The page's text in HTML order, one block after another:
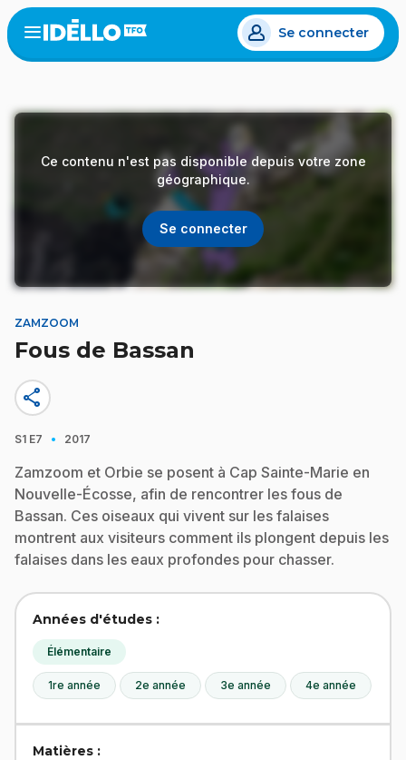
Aller
au
contenu
Open
menu
Se connecter
Ce contenu n'est pas disponible depuis votre zone
géographique.
Se connecter
ZAMZOOM
Fous de Bassan
share
S1 E7 · 2017
Zamzoom et Orbie se posent à Cap Sainte-Marie en
Nouvelle-Écosse, afin de rencontrer les fous de
Bassan. Ces oiseaux qui vivent sur les falaises
montrent aux visiteurs comment ils plongent depuis les
falaises dans les eaux profondes pour chasser.
Années d'études :
Élémentaire
1re année 2e année 3e année 4e année
Matières :